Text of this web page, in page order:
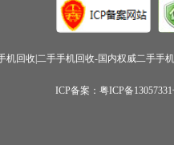
机回收|二手手机回收-国内权威二手手
ICP备案：粤ICP备